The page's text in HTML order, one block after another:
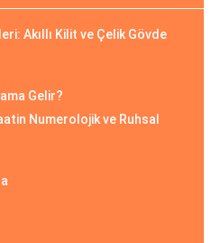
Akıllı Kilit ve Çelik Gövde
Gelir?
Numerolojik ve Ruhsal